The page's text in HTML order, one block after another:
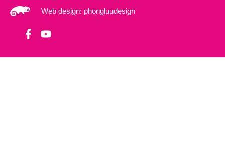
Web design: phongluudesign